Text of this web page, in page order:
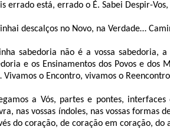
errado está, errado o É. Sabei Despir-
descalços no Novo, na Verdade…
sabedoria não é a vossa sabedoria,
e os Ensinamentos dos Povos e dos
Vivamos o Encontro, vivamos o
a Vós, partes e pontes,
nas vossas índoles, nas vossas formas
do coração, de coração em coração,